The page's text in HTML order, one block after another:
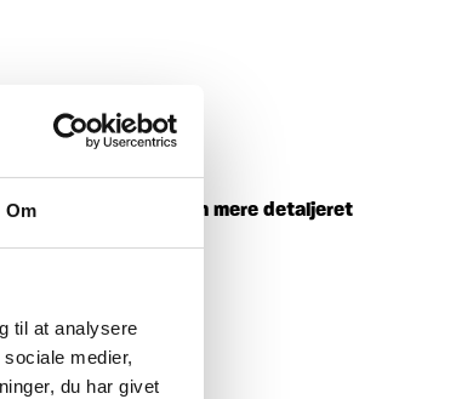
Om
til at analysere
medier,
du har givet
diskuteres. Inden en mere detaljeret